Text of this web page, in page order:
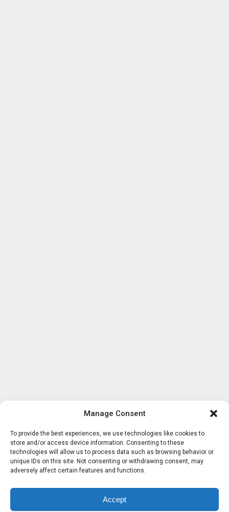
Manage Consent
To provide the best experiences, we use technologies like cookies to
store and/or access device information. Consenting to these
technologies will allow us to process data such as browsing behavior or
unique IDs on this site. Not consenting or withdrawing consent, may
adversely affect certain features and functions.
Accept